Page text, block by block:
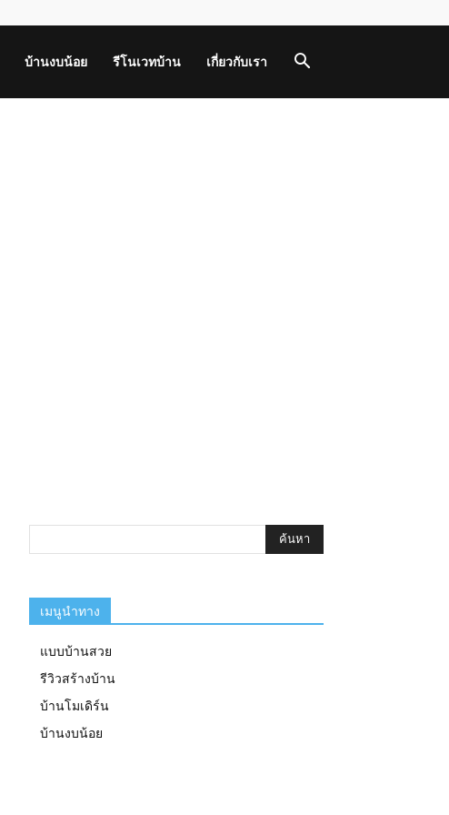
บ้านงบน้อย รีโนเวทบ้าน เกี่ยวกับเรา
เมนูนำทาง
แบบบ้านสวย
รีวิวสร้างบ้าน
บ้านโมเดิร์น
บ้านงบน้อย